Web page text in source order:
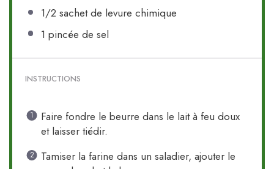
1/2 sachet de levure chimique
1 pincée de sel
INSTRUCTIONS
Faire fondre le beurre dans le lait à feu doux
et laisser tiédir.
Tamiser la farine dans un saladier, ajouter le